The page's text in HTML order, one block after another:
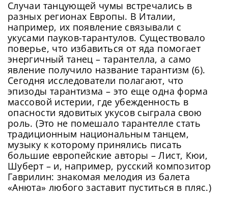
Сменить пароль!
Новый Пароль*
Придумайте пароль
Как минимум одна заглавная буква, одна
цифра и один специальный символ
Как минимум одна строчная латинская буква
Пароль должен содержать от 8 до 12 символов
Нажимая на кнопку «Продолжить», а также при
регистрации и входе через аккаунты сторонних
сервисов, Вы принимаете условияПользовательского
Соглашения , в том числе касающееся обработки
Ваших персональных данных. Подробнее об
обработке данных в Политике.
Отправить
Случаи танцующей чумы встречались в
разных регионах Европы. В Италии,
например, их появление связывали с
укусами пауков-тарантулов. Существовало
поверье, что избавиться от яда помогает
энергичный танец – тарантелла, а само
явление получило название тарантизм (6).
Сегодня исследователи полагают, что
эпизоды тарантизма – это еще одна форма
массовой истерии, где убежденность в
опасности ядовитых укусов сыграла свою
роль. (Это не помешало тарантелле стать
традиционным национальным танцем,
музыку к которому принялись писать
большие европейские авторы – Лист, Кюи,
Шуберт – и, например, русский композитор
Гаврилин: знакомая мелодия из балета
«Анюта» любого заставит пуститься в пляс.)
Сейчас скорость вашего интернета
невысокая, из-за чего могут возникнуть
сложности при использовании нашего
сайта. Чтобы обеспечить более
стабильную работу, подключитесь к
быстрому соединению.
Продолжить просмотр